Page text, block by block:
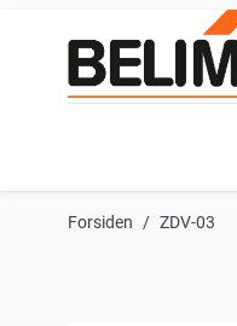
Forsiden / ZDV-03